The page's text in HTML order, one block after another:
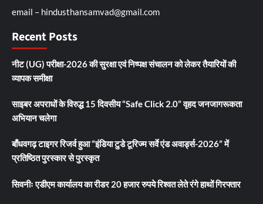
email – hindusthansamvad@gmail.com
Recent Posts
नीट (UG) परीक्षा-2026 की सुरक्षा एवं निष्पक्ष संचालन को लेकर तैयारियों की
व्यापक समीक्षा
साइबर अपराधों के विरुद्ध 15 दिवसीय “Safe Click 2.0” वृहद जनजागरूकता
अभियान चलेगा
बाँधवगढ़ टाइगर रिजर्व हुआ “इंडिया टुडे टूरिज्म सर्वे एंड अवार्ड्स-2026” में
प्रतिष्ठित पुरस्कार से पुरस्कृत
सिवनीः एडीएम कार्यालय का रीडर 20 हजार रुपये रिश्वत लेते रंगे हाथों गिरफ्तार